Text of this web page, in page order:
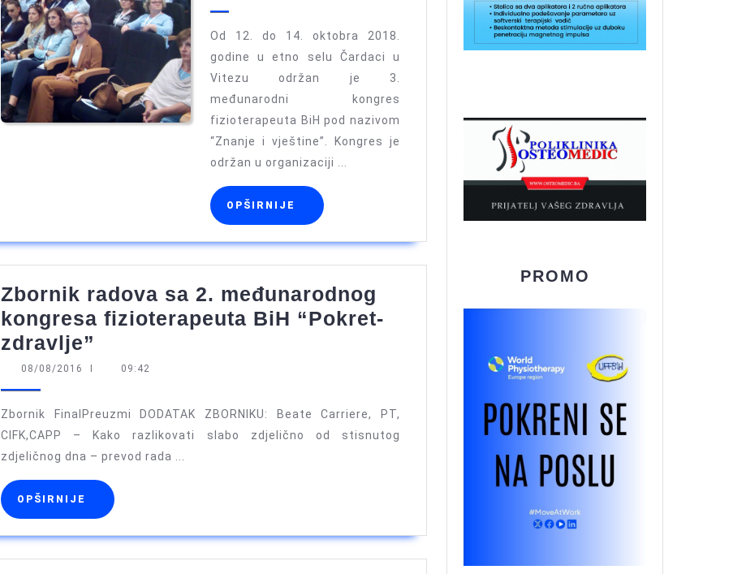
Međunarodni
kongres
fizioterapeuta
BiH
Od 12. do 14. oktobra 2018.
godine u etno selu Čardaci u
Vitezu održan je 3.
međunarodni kongres
fizioterapeuta BiH pod nazivom
“Znanje i vještine”. Kongres je
održan u organizaciji ...
OPŠIRNIJE OPŠIRNIJE
Zbornik radova sa 2. međunarodnog
kongresa fizioterapeuta BiH “Pokret-
zdravlje”
radova
2.
međunarodnog
kongresa
fizioterapeuta
BiH
“Pokret-
zdravlje”
08/08/2016 08/08/2016
09:42
Zbornik FinalPreuzmi DODATAK ZBORNIKU: Beate Carriere, PT,
CIFK,CAPP – Kako razlikovati slabo zdjelično od stisnutog
zdjeličnog dna – prevod rada ...
OPŠIRNIJE OPŠIRNIJE
PROMO